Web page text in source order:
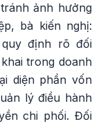
ảnh hưởng
bà kiến nghị:
định rõ đối
trong doanh
diện phần vốn
lý điều hành
chi phối. Đối